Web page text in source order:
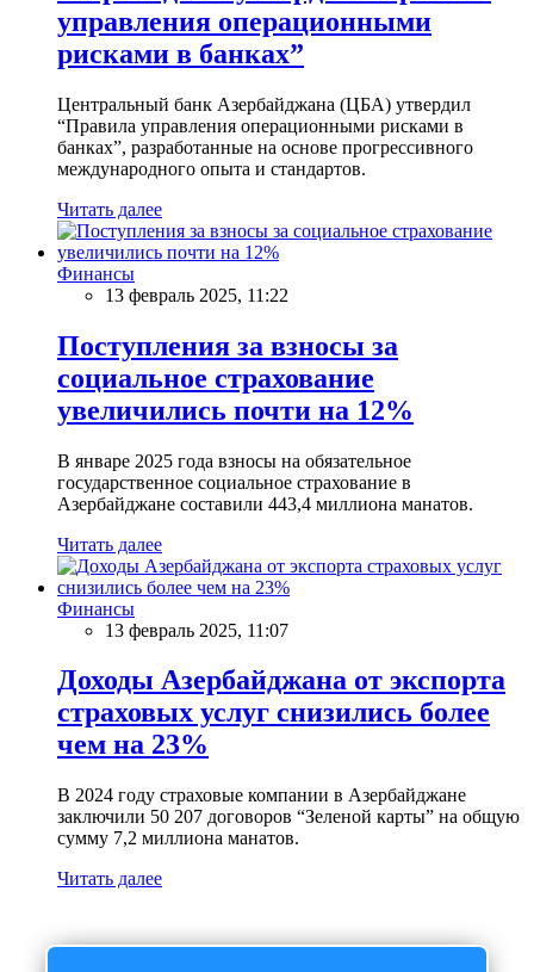
управления операционными
рисками в банках”
Центральный банк Азербайджана (ЦБА) утвердил
“Правила управления операционными рисками в
банках”, разработанные на основе прогрессивного
международного опыта и стандартов.
Читать далее
Финансы
13 февраль 2025, 11:22
Поступления за взносы за
социальное страхование
увеличились почти на 12%
В январе 2025 года взносы на обязательное
государственное социальное страхование в
Азербайджане составили 443,4 миллиона манатов.
Читать далее
Финансы
13 февраль 2025, 11:07
Доходы Азербайджана от экспорта
страховых услуг снизились более
чем на 23%
В 2024 году страховые компании в Азербайджане
заключили 50 207 договоров “Зеленой карты” на общую
сумму 7,2 миллиона манатов.
Читать далее